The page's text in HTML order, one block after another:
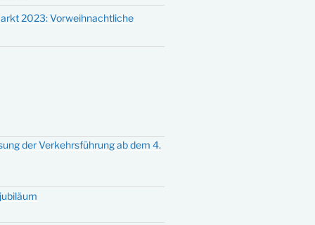
2023: Vorweihnachtliche
der Verkehrsführung ab dem 4.